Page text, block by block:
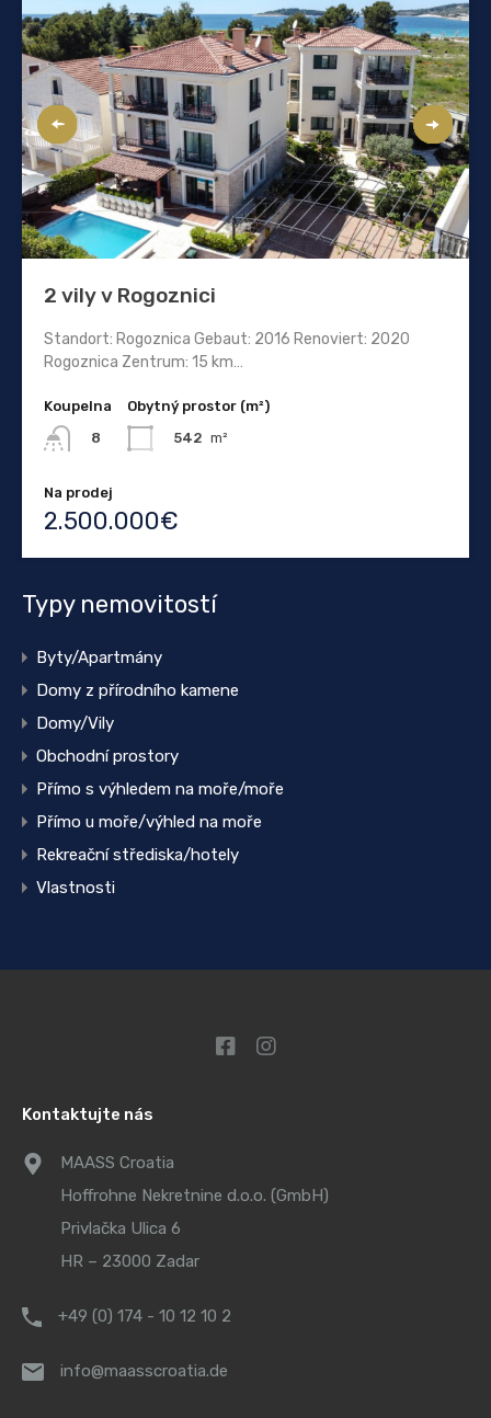
2 vily v Rogoznici
Standort: Rogoznica Gebaut: 2016 Renoviert: 2020
Rogoznica Zentrum: 15 km…
Koupelna
8
Obytný prostor (m²)
542 m²
Na prodej
2.500.000€
Typy nemovitostí
Byty/Apartmány
Domy z přírodního kamene
Domy/Vily
Obchodní prostory
Přímo s výhledem na moře/moře
Přímo u moře/výhled na moře
Rekreační střediska/hotely
Vlastnosti
Kontaktujte nás
MAASS Croatia
Hoffrohne Nekretnine d.o.o. (GmbH)
Privlačka Ulica 6
HR – 23000 Zadar
+49 (0) 174 - 10 12 10 2
info@maasscroatia.de